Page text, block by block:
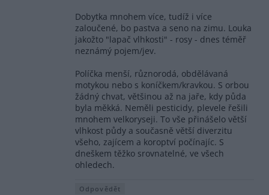
Dobytka mnohem více, tudíž i více
zaloučené, bo pastva a seno na zimu. Louka
jakožto "lapač vlhkosti" - rosy - dnes téměř
neznámý pojem/jev.
Políčka menší, různorodá, obdělávaná
motykou nebo s koníčkem/kravkou. S orbou
žádný chvat, většinou až na jaře, kdy půda
byla měkká. Neměli pesticidy, plevele řešili
mnohem velkoryseji. To vše přinášelo větší
vlhkost půdy a současně větší diverzitu
všeho, zajícem a koroptví počínajíc. S
dneškem těžko srovnatelné, ve všech
ohledech.
Odpovědět